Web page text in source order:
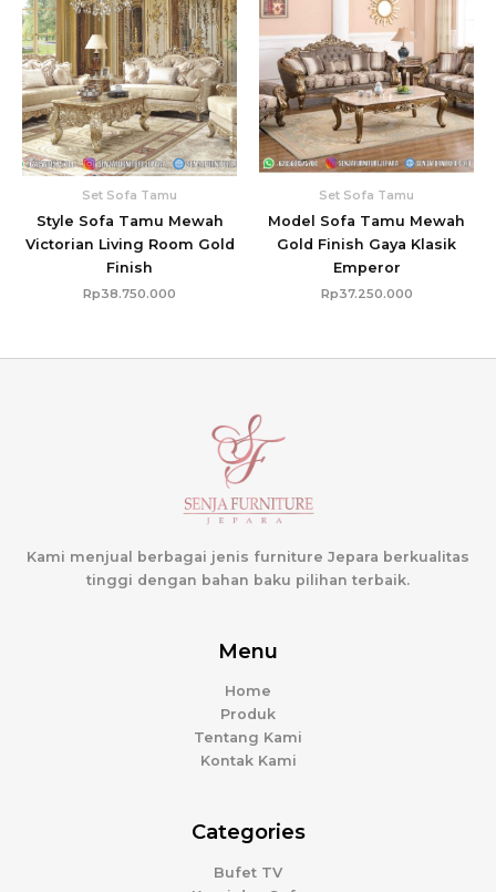
Set Sofa Tamu
Style Sofa Tamu Mewah
Victorian Living Room Gold
Finish
Rp38.750.000
Set Sofa Tamu
Model Sofa Tamu Mewah
Gold Finish Gaya Klasik
Emperor
Rp37.250.000
Kami menjual berbagai jenis furniture Jepara berkualitas
tinggi dengan bahan baku pilihan terbaik.
Menu
Home
Produk
Tentang Kami
Kontak Kami
Categories
Bufet TV